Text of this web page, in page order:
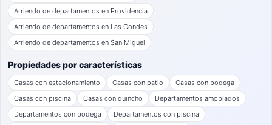
Arriendo de departamentos en Providencia
Arriendo de departamentos en Las Condes
Arriendo de departamentos en San Miguel
Propiedades por características
Casas con estacionamiento Casas con patio
Casas con bodega
Casas con piscina
Casas con quincho
Departamentos amoblados
Departamentos con bodega
Departamentos con piscina